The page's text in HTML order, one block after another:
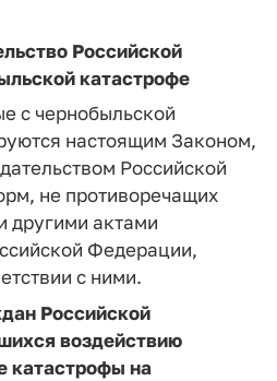
Российской
катастрофе
с чернобыльской
настоящим Законом,
Российской
не противоречащих
другими актами
Федерации,
с ними.
Российской
воздействию
катастрофы на